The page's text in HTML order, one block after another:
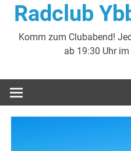
Radclub
Komm zum Clubabend!
ab 19:30 Uhr